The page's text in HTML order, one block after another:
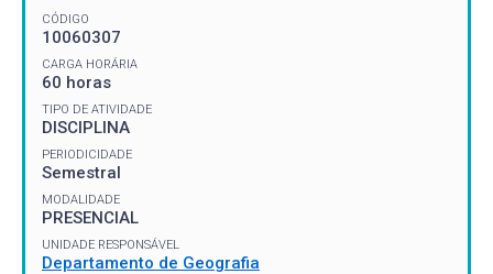
CÓDIGO
10060307
CARGA HORÁRIA
60 horas
TIPO DE ATIVIDADE
DISCIPLINA
PERIODICIDADE
Semestral
MODALIDADE
PRESENCIAL
UNIDADE RESPONSÁVEL
Departamento de Geografia